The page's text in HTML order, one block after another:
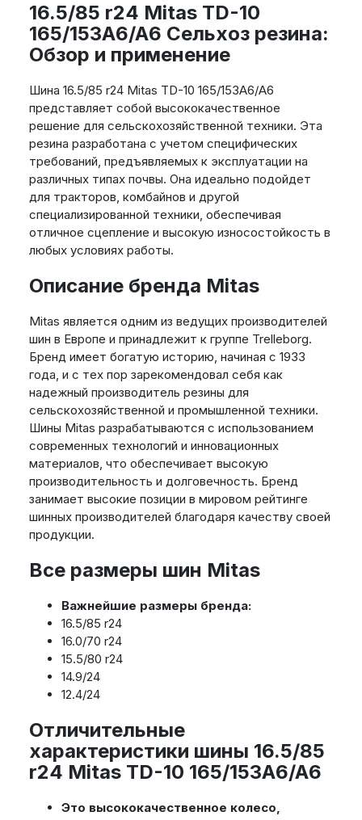
16.5/85 r24 Mitas TD-10
165/153A6/A6 Сельхоз резина:
Обзор и применение
Шина 16.5/85 r24 Mitas TD-10 165/153A6/A6
представляет собой высококачественное
решение для сельскохозяйственной техники. Эта
резина разработана с учетом специфических
требований, предъявляемых к эксплуатации на
различных типах почвы. Она идеально подойдет
для тракторов, комбайнов и другой
специализированной техники, обеспечивая
отличное сцепление и высокую износостойкость в
любых условиях работы.
Описание бренда Mitas
Mitas является одним из ведущих производителей
шин в Европе и принадлежит к группе Trelleborg.
Бренд имеет богатую историю, начиная с 1933
года, и с тех пор зарекомендовал себя как
надежный производитель резины для
сельскохозяйственной и промышленной техники.
Шины Mitas разрабатываются с использованием
современных технологий и инновационных
материалов, что обеспечивает высокую
производительность и долговечность. Бренд
занимает высокие позиции в мировом рейтинге
шинных производителей благодаря качеству своей
продукции.
Все размеры шин Mitas
Важнейшие размеры бренда:
16.5/85 r24
16.0/70 r24
15.5/80 r24
14.9/24
12.4/24
Отличительные
характеристики шины 16.5/85
r24 Mitas TD-10 165/153A6/A6
Это высококачественное колесо,